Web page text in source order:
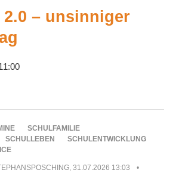
– unsinniger
SCHULFAMILIE
SCHULLEBEN
SCHULENTWICKLUNG
31.07.2026 13:03